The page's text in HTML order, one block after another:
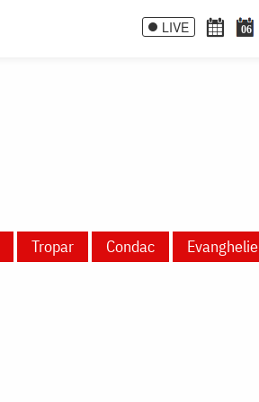
LIVE 06
Tropar Condac Evanghelie